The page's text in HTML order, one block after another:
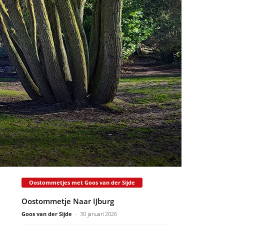
Oostommetjes met Goos van der Sijde
Oostommetje Naar IJburg
Goos van der Sijde - 30 januari 2026